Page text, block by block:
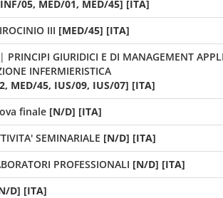
INF/05, MED/01, MED/45] [ITA]
III [MED/45] [ITA]
| PRINCIPI GIURIDICI E DI MANAGEMENT
INFERMIERISTICA
MED/45, IUS/09, IUS/07] [ITA]
finale [N/D] [ITA]
SEMINARIALE [N/D] [ITA]
PROFESSIONALI [N/D] [ITA]
D] [ITA]